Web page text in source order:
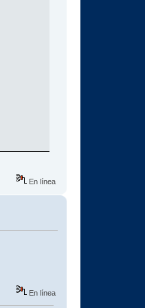
En línea
En línea